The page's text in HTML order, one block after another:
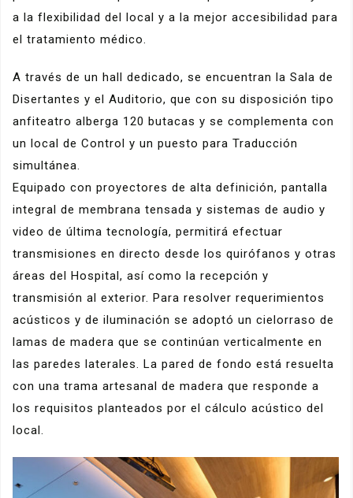
a la flexibilidad del local y a la mejor accesibilidad para
el tratamiento médico.
A través de un hall dedicado, se encuentran la Sala de
Disertantes y el Auditorio, que con su disposición tipo
anfiteatro alberga 120 butacas y se complementa con
un local de Control y un puesto para Traducción
simultánea.
Equipado con proyectores de alta definición, pantalla
integral de membrana tensada y sistemas de audio y
video de última tecnología, permitirá efectuar
transmisiones en directo desde los quirófanos y otras
áreas del Hospital, así como la recepción y
transmisión al exterior. Para resolver requerimientos
acústicos y de iluminación se adoptó un cielorraso de
lamas de madera que se continúan verticalmente en
las paredes laterales. La pared de fondo está resuelta
con una trama artesanal de madera que responde a
los requisitos planteados por el cálculo acústico del
local.